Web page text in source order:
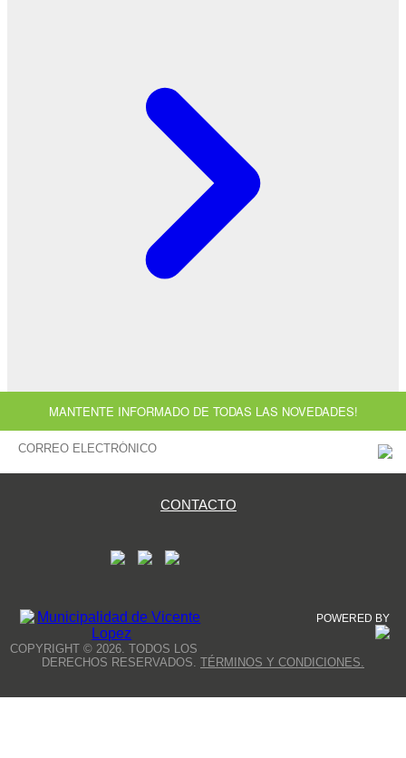
MANTENTE INFORMADO DE TODAS LAS NOVEDADES!
CONTACTO
POWERED BY
COPYRIGHT © 2026. TODOS LOS
DERECHOS RESERVADOS. TÉRMINOS Y CONDICIONES.